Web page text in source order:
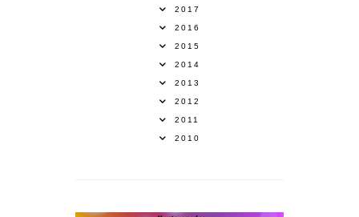
2017
2016
2015
2014
2013
2012
2011
2010